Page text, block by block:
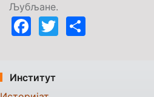
Љубљане.
Facebook
Twitter
Институт